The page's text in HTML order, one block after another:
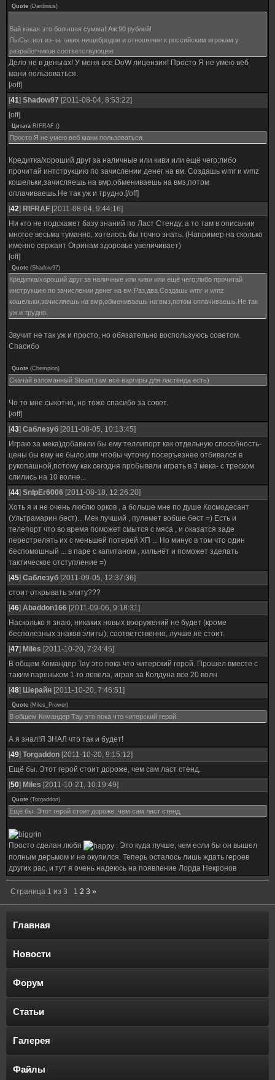
Quote (Dardinius)
Вай какая это большая сумма! Аж 90 рублей!
ПыСы: вот из-за таких нищебродов и отношение к российским игрокам у
разработчиков соответствующее
Дело не в деньгах! У меня все DoW лицензия! Просто Я не умею веб
мани пользоваться.
[/off]
[41] Shadow97 [2011-08-04, 8:53:22]
[off]
Цитата RIFRAF ()
Просто Я не умею веб мани пользоваться.
Кредитка/хороший друг за наличные или киви или ещё чего;либо
прочитай интструкцию по зачислении денег на вм. Создашь wmr и wmz
кошельки,зачисляешь на вмр,обмениваешь на вмз,потом
оплачиваешь.Не так уж и трудно.[/off]
[42] RIFRAF [2011-08-04, 9:44:16]
Ни кто не подскажет базу знаний по Ласт Стенду, а то там в описании
многое весьма туманно, хотелось бы точно знать. (Например на сколько
именно сержант Огринам здоровье увеличивает)
[off]
Quote (Shadow97)
Кредитка/хороший друг за наличные или киви или ещё чего;либо прочитай
инструкцию по зачислении денег на вм.Раз,два.Создашь wmr и wmz
кошельки,зачисляешь на вмр,обмениваешь на вмз,потом оплачиваешь.Не так
уж и трудно.
Звучит не так уж и просто, но обязательно воспользуюсь советом.
Спасибо
Quote (Chempion)
Скачай взломанный Steam,там все варгиры для ластенда есть)
Чо то мне сыкотно, но тоже спасибо за совет.
[/off]
[43] Саблезуб [2011-08-05, 10:13:45]
Играю за мека)добавили бы ему теллипорт как отдельную способность-
цены бы ему не было,или чтобы чуточку посеръезнее отбивался в
рукопашной,потому как сегодня пробывали играть в 3 мека- с треском
слились на 10 волне...
[44] SnIpEr6006 [2011-08-18, 12:26:20]
Хоть я и не очень люблю орков , а больше мне по душе Космодесант
(Ультрамарин бест)... Мек лучший , пулемет вобше бест =) Есть и
телепорт что во время поможет смытся с мяса , и оказатся заде
перестрелять их с меньшей потерей ХП ... Но минус в том что один
беспомошный ... в паре с капитаном , хильнёт и поможет зделать
тактическое отступление =)
[45] Саблезуб [2011-09-05, 12:37:36]
стоит открывать элиту???
[46] Abaddon166 [2011-09-06, 9:18:31]
Насколько я знаю, никаких новых вооружений не будет (кроме
бесполезных знаков элиты); соответственно, лучше не стоит.
[47] Miles [2011-10-20, 7:24:45]
В общем Командер Тау это пока что читерский герой. Прошёл вместе с
таким пареньком 1-го левела, играя за Колдуна все 20 волн
[48] Шерайн [2011-10-20, 7:46:51]
Quote (Miles_Prower)
В общем Командер Тау это пока что читерский герой.
А я знал!Я ЗНАЛ что так и будет!
[49] Torgaddon [2011-10-20, 9:15:12]
Ещё бы. Этот герой стоит дороже, чем сам ласт стенд.
[50] Miles [2011-10-21, 10:19:49]
Quote (Torgaddon)
Ещё бы. Этот герой стоит дороже, чем сам ласт стенд.
Просто сделан любя
. Это куда лучше, чем если бы он вышел
полным дерьмом и не окупился. Теперь осталось лишь ждать героев
других рас, и тут я очень надеюсь на появление Лорда Некронов
Страница 1 из 3 1 2 3 »
Главная
Новости
Форум
Статьи
Галерея
Файлы